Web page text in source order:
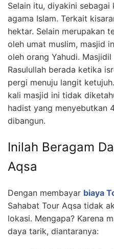
Selain itu, diyakini
agama Islam. Terkait
hektar. Selain merupakan
oleh umat muslim, masjid
oleh orang Yahudi.
Rasulullah berada ketika
pergi menuju langit
kali masjid ini tidak
hadist yang menyebutkan
dibangun.
Inilah Beragam
Aqsa
Dengan membayar biaya
Sahabat Tour Aqsa tidak
lokasi. Mengapa? Karena
daya tarik, diantaranya: